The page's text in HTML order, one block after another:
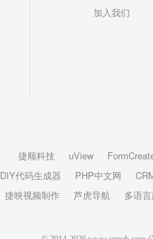
加入我们
捷顺科技 uView
DIY代码生成器 PHP中文网
捷映视频制作 芦虎导航 多语